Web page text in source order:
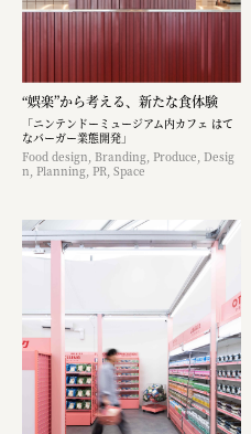
“娯楽”から考える、新たな食体験
「ニンテンドーミュージアム内カフェ はて
なバーガー業態開発」
Food design, Branding, Produce, Desig
n, Planning, PR, Space